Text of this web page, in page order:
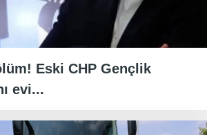
Eski CHP Gençlik
evi...